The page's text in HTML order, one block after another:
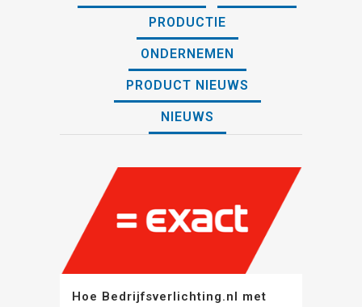
PRODUCTIE
ONDERNEMEN
PRODUCT NIEUWS
NIEUWS
Hoe Bedrijfsverlichting.nl met